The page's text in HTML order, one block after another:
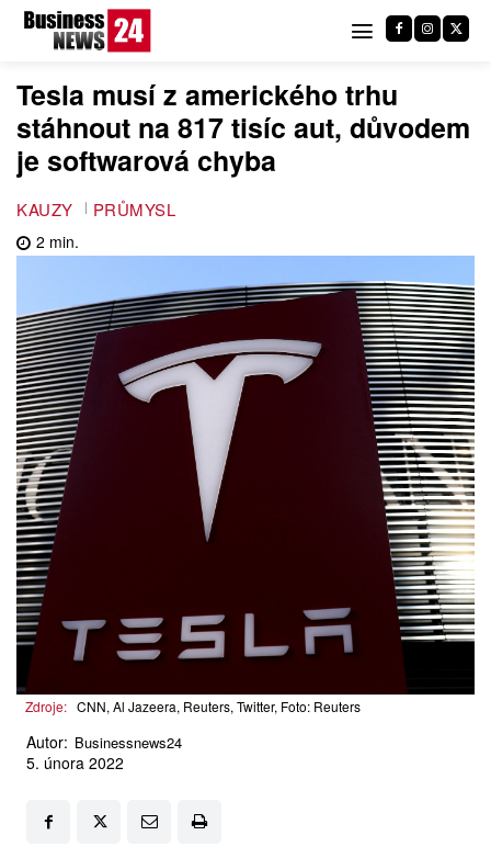
Tesla musí z amerického trhu
stáhnout na 817 tisíc aut, důvodem
je softwarová chyba
KAUZY PRŮMYSL
2 min.
Zdroje: CNN, Al Jazeera, Reuters, Twitter, Foto: Reuters
Autor: Businessnews24
5. února 2022